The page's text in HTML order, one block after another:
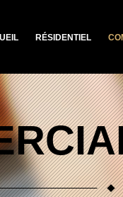
RÉSIDENTIEL